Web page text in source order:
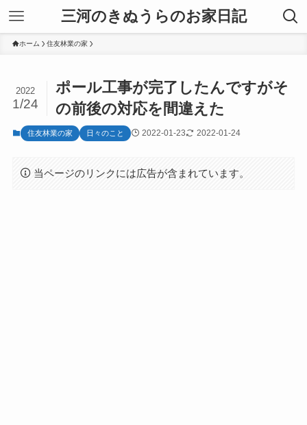
三河のきぬうらのお家日記
ホーム 住友林業の家
ポール工事が完了したんですがそ
の前後の対応を間違えた
2022
1/24
住友林業の家 日々のこと 2022-01-23 2022-01-24
当ページのリンクには広告が含まれています。